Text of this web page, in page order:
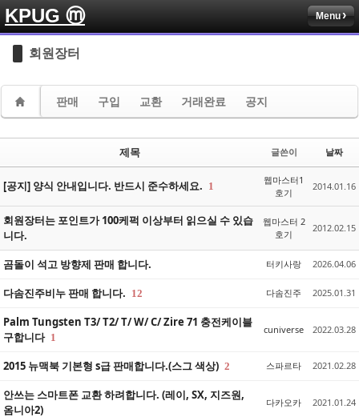
KPUG ⓜ Menu
회원장터
판매 구입 교환 거래완료 공지
제목 글쓴이 날짜
[공지] 양식 안내입니다. 반드시 준수하세요. 1
웹마스터1
호기
2014.01.16
회원장터는 포인트가 100케퍽 이상부터 읽으실 수 있습
니다.
웹마스터 2
호기
2012.02.15
곰돌이 석고 방향제 판매 합니다. 터키사랑 2026.04.06
다솜진주비누 판매 합니다. 12 다솜진주 2025.01.31
Palm Tungsten T3/ T2/ T/ W/ C/ Zire 71 충전케이블
구합니다 1
cuniverse 2022.03.28
2015 뉴맥북 기본형 s급 판매합니다.(스그 색상) 2 스파르타 2021.02.28
안쓰는 스마트폰 교환 하려합니다. (레이, SX, 지즈원,
옴니아2)
다카오카 2021.01.24
Sketchbook5, 스케치북5
Sketchbook5, 스케치북5
Sketchbook5, 스케치북5
Sketchbook5, 스케치북5